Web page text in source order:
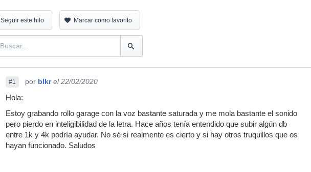
Seguir este hilo Marcar como favorito
#1 por blkr el 22/02/2020
Hola:
Estoy grabando rollo garage con la voz bastante saturada y me mola bastante el sonido
pero pierdo en inteligibilidad de la letra. Hace años tenía entendido que subir algún db
entre 1k y 4k podría ayudar. No sé si realmente es cierto y si hay otros truquillos que os
hayan funcionado. Saludos